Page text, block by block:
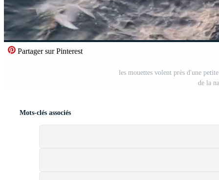
Partager sur Pinterest
les mouettes volent près d'une
de la
Mots-clés associés